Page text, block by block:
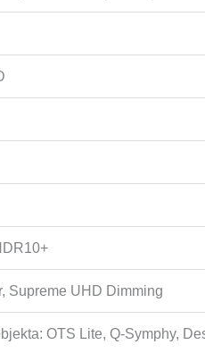
Supreme UHD Dimming
OTS Lite, Q-Symphy,